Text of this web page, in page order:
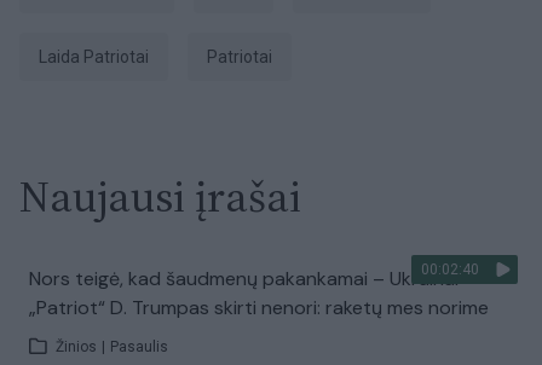
laida Patriotai patriotai
Naujausi įrašai
00:02:40
Nors teigė, kad šaudmenų pakankamai – Ukrainai
„Patriot“ D. Trumpas skirti nenori: raketų mes norime
Žinios Pasaulis